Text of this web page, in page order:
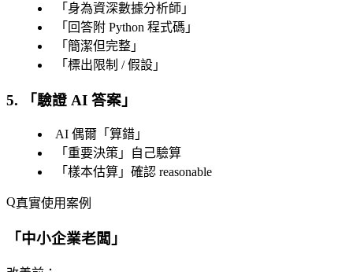
「 身為資深數據分析師 」
「 回答附 Python 程式碼 」
「 簡潔但完整 」
「 標出限制 / 假設 」
5. 「驗證 AI 答案 」
AI 偶爾「 算錯 」
「 重要決策 」自己驗算
「 樣本估算 」確認 reasonable
真實使用案例
「 中小企業老闆 」